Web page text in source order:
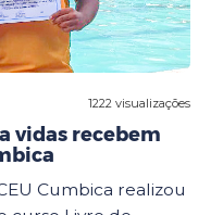
1222 visualizações
vidas recebem
Cumbica realizou